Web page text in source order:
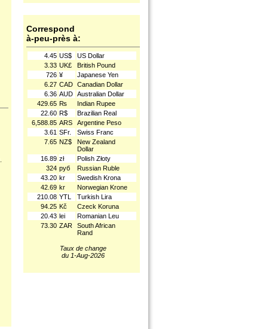
Correspond
à-peu-près à:
4.45 US$
US Dollar
3.33 UK£
British Pound
726 ¥
Japanese Yen
6.27 CAD Canadian Dollar
6.36 AUD Australian Dollar
429.65 ₨
Indian Rupee
22.60 R$
Brazilian Real
6,588.85 ARS
Argentine Peso
3.61 SFr.
Swiss Franc
7.65 NZ$
New Zealand
Dollar
16.89 zł
Polish Złoty
324 руб
Russian Ruble
43.20 kr
Swedish Krona
42.69 kr
Norwegian Krone
210.08 YTL
Turkish Lira
94.25 Kč
Czeck Koruna
20.43 lei
Romanian Leu
73.30 ZAR
South African
Rand
Taux de change
du 1-Aug-2026